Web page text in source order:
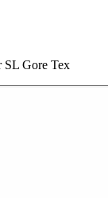
SL Gore Tex